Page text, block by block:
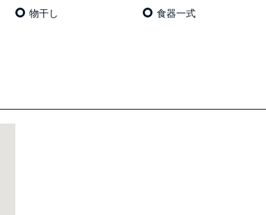
物干し 食器一式